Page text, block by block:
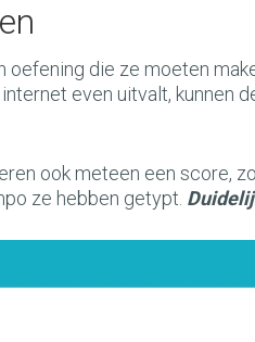
oefening die ze moeten
internet even uitvalt, kunnen
ook meteen een score,
ze hebben getypt.